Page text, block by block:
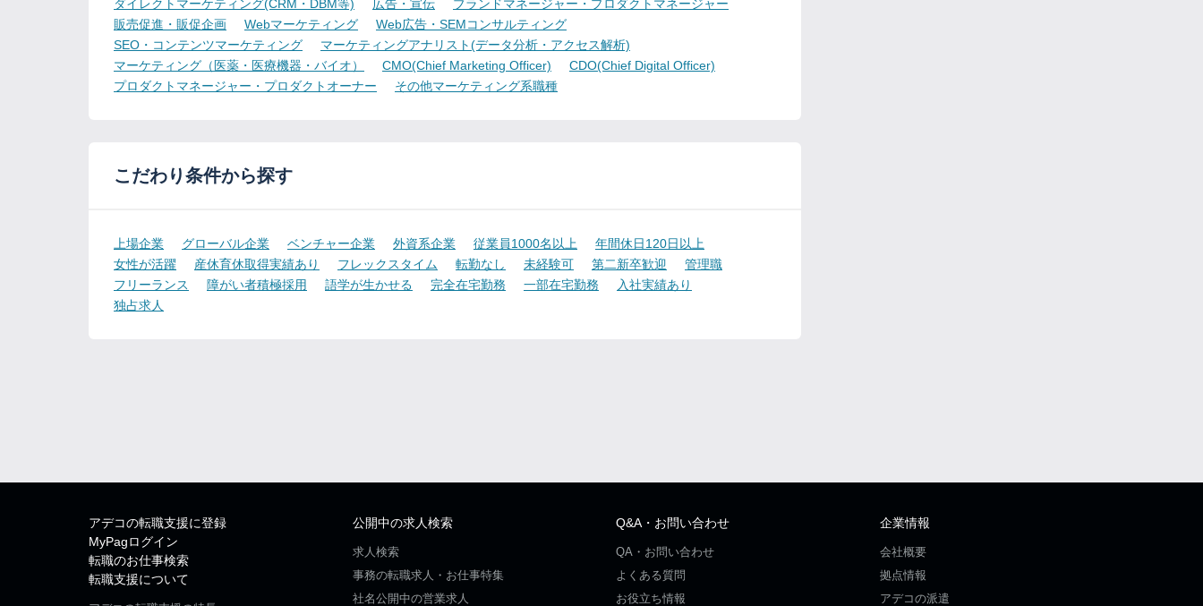
ダイレクトマーケティング(CRM・DBM等)
広告・宣伝
ブランドマネージャー・プロダクトマネージャー
販売促進・販促企画
Webマーケティング
Web広告・SEMコンサルティング
SEO・コンテンツマーケティング
マーケティングアナリスト(データ分析・アクセス解析)
マーケティング（医薬・医療機器・バイオ）
CMO(Chief Marketing Officer)
CDO(Chief Digital Officer)
プロダクトマネージャー・プロダクトオーナー
その他マーケティング系職種
こだわり条件から探す
上場企業 グローバル企業 ベンチャー企業 外資系企業 従業員1000名以上
年間休日120日以上
女性が活躍
産休育休取得実績あり フレックスタイム 転勤なし 未経験可 第二新卒歓迎
管理職
フリーランス
障がい者積極採用 語学が生かせる 完全在宅勤務 一部在宅勤務
入社実績あり
独占求人
アデコの転職支援に登録
MyPagログイン
転職のお仕事検索
転職支援について
公開中の求人検索
求人検索
事務の転職求人・お仕事特集
社名公開中の営業求人
Q&A・お問い合わせ
QA・お問い合わせ
よくある質問
お役立ち情報
企業情報
会社概要
拠点情報
アデコの派遣